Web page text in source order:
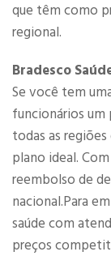
que têm como
regional.​
Bradesco
Se você tem
funcionários
todas as
plano ideal.
reembolso de
nacional.Para
saúde com
preços